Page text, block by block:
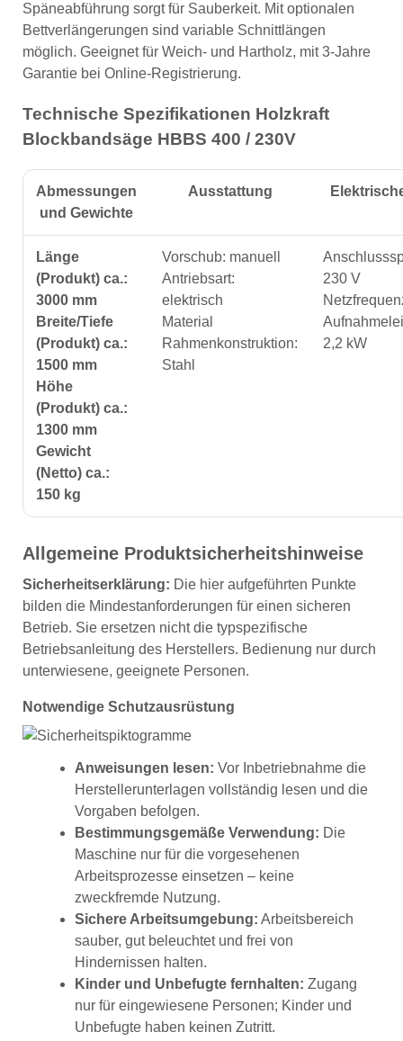
Späneabführung sorgt für Sauberkeit. Mit optionalen
Bettverlängerungen sind variable Schnittlängen
möglich. Geeignet für Weich- und Hartholz, mit 3-Jahre
Garantie bei Online-Registrierung.
Technische Spezifikationen Holzkraft
Blockbandsäge HBBS 400 / 230V
Abmessungen
und Gewichte
Ausstattung
Länge
(Produkt) ca.:
3000 mm
Breite/Tiefe
(Produkt) ca.:
1500 mm
Höhe
(Produkt) ca.:
1300 mm
Gewicht
(Netto) ca.:
150 kg
Vorschub: manuell
Antriebsart:
elektrisch
Material
Rahmenkonstruktion:
Stahl
230 V
2,2 kW
Allgemeine Produktsicherheitshinweise
Sicherheitserklärung: Die hier aufgeführten Punkte
bilden die Mindestanforderungen für einen sicheren
Betrieb. Sie ersetzen nicht die typspezifische
Betriebsanleitung des Herstellers. Bedienung nur durch
unterwiesene, geeignete Personen.
Notwendige Schutzausrüstung
Anweisungen lesen: Vor Inbetriebnahme die
Herstellerunterlagen vollständig lesen und die
Vorgaben befolgen.
Bestimmungsgemäße Verwendung: Die
Maschine nur für die vorgesehenen
Arbeitsprozesse einsetzen – keine
zweckfremde Nutzung.
Sichere Arbeitsumgebung: Arbeitsbereich
sauber, gut beleuchtet und frei von
Hindernissen halten.
Kinder und Unbefugte fernhalten: Zugang
nur für eingewiesene Personen; Kinder und
Unbefugte haben keinen Zutritt.